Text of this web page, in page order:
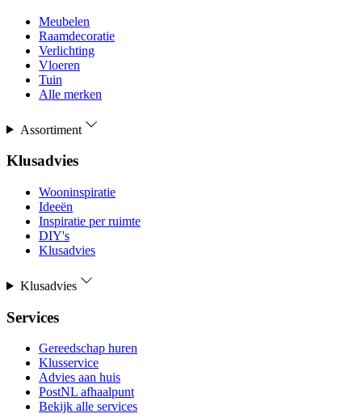
Meubelen
Raamdecoratie
Verlichting
Vloeren
Tuin
Alle merken
Assortiment
Klusadvies
Wooninspiratie
Ideeën
Inspiratie per ruimte
DIY's
Klusadvies
Klusadvies
Services
Gereedschap huren
Klusservice
Advies aan huis
PostNL afhaalpunt
Bekijk alle services